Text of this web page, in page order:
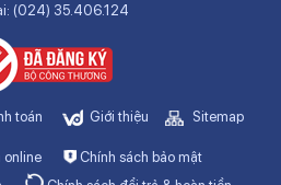
(024) 35.406.124
toán Giới thiệu Sitemap
online
Chính sách bảo mật